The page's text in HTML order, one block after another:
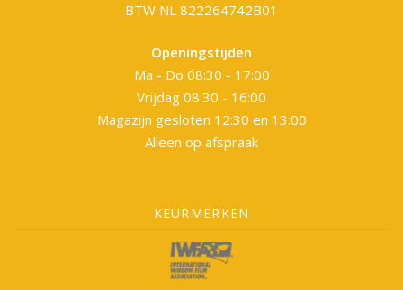
BTW NL 822264742B01
Openingstijden
Ma - Do 08:30 - 17:00
Vrijdag 08:30 - 16:00
Magazijn gesloten 12:30 en 13:00
Alleen op afspraak
KEURMERKEN